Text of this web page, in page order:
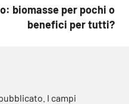
biomasse per pochi o
benefici per tutti?
I campi